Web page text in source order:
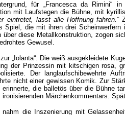
für „Francesca da Rimini“
mit Laufstegen die Bühne, mit
eintretet, lasst alle Hoffnung fahren.“
Spiel, die mit ihren drei
über diese Metallkonstruktion, zogen
Gewusel.
„Iolanta“: Die weiß ausgekleidete
der Prinzessin mit kitschigen rosa,
Der langlaufschibewehrte
nicht einer gewissen Komik. Zur
die balletös über die Bühne
Märchenkommentars.
nahm die Inszenierung mit